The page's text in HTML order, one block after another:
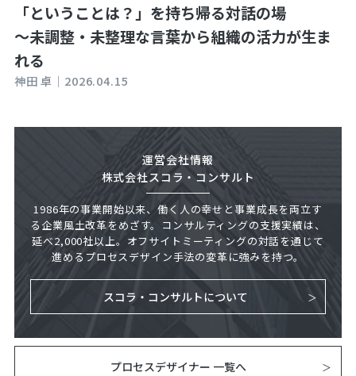
「ということは？」を持ち帰る対話の場
～未調整・未整理な言葉から組織の活力が生ま
れる
神田 卓｜ 2026.04.15
運営会社情報
株式会社スコラ・コンサルト
1986年の事業開始以来、働く人の幸せと事業成長を両立す
る企業風土改革をめざす。コンサルティングの支援実績は、
延べ2,000社以上。オフサイトミーティングの対話を通じて
進めるプロセスデザイン手法の変革に強みを持つ。
スコラ・コンサルトについて
プロセスデザイナー 一覧へ